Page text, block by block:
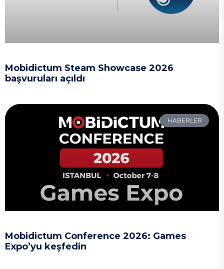
Mobidictum Steam Showcase 2026
başvuruları açıldı
HABERLER
Mobidictum Conference 2026: Games
Expo’yu keşfedin